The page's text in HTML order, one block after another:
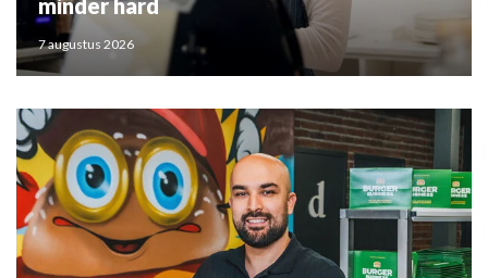
minder hard
7 augustus 2026